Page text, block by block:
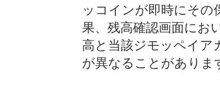
ッコインが即時にその
果、残高確認画面にお
高と当該ジモッペイア
が異なることがありま